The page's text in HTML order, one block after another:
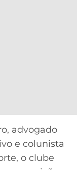
advogado
e colunista
o clube